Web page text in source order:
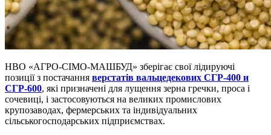
НВО «АГРО-СІМО-МАШБУД» зберігає свої лідируючі
позиції з постачання верстатів вальцедекових СГР-400 и
СГР-600, які призначені для лущення зерна гречки, проса і
сочевиці, і застосовуються на великих промислових
крупозаводах, фермерських та індивідуальних
сільськогосподарських підприємствах.